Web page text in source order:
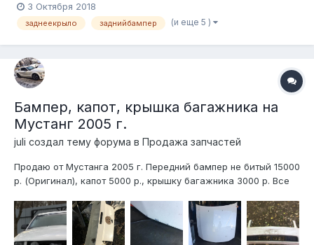
Благодарю.
3 Октября 2018
заднеекрыло заднийбампер (и еще 5 )
Бампер, капот, крышка багажника на
Мустанг 2005 г.
juli создал тему форума в Продажа запчастей
Продаю от Мустанга 2005 г. Передний бампер не битый 15000
р. (Оригинал), капот 5000 р., крышку багажника 3000 р. Все